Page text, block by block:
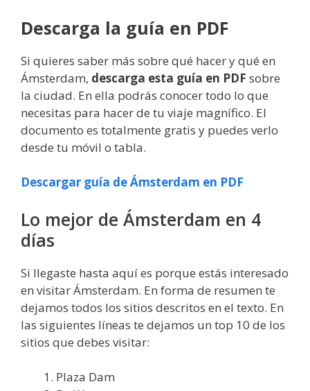
Descarga la guía en PDF
Si quieres saber más sobre qué hacer y qué en
Ámsterdam, descarga esta guía en PDF sobre
la ciudad. En ella podrás conocer todo lo que
necesitas para hacer de tu viaje magnífico. El
documento es totalmente gratis y puedes verlo
desde tu móvil o tabla.
Descargar guía de Ámsterdam en PDF
Lo mejor de Ámsterdam en 4
días
Si llegaste hasta aquí es porque estás interesado
en visitar Ámsterdam. En forma de resumen te
dejamos todos los sitios descritos en el texto. En
las siguientes líneas te dejamos un top 10 de los
sitios que debes visitar:
Plaza Dam